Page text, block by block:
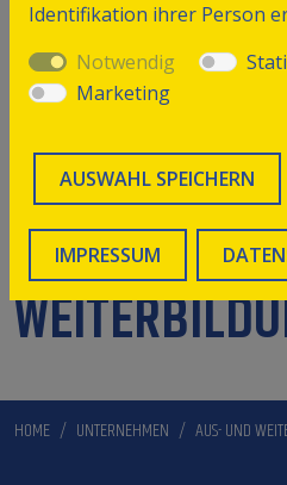
AUS- UND
HOME UNTERNEHMEN AUS- UND
Identifikation ihrer Person
Notwendig
Marketing
AUSWAHL SPEICHERN
IMPRESSUM